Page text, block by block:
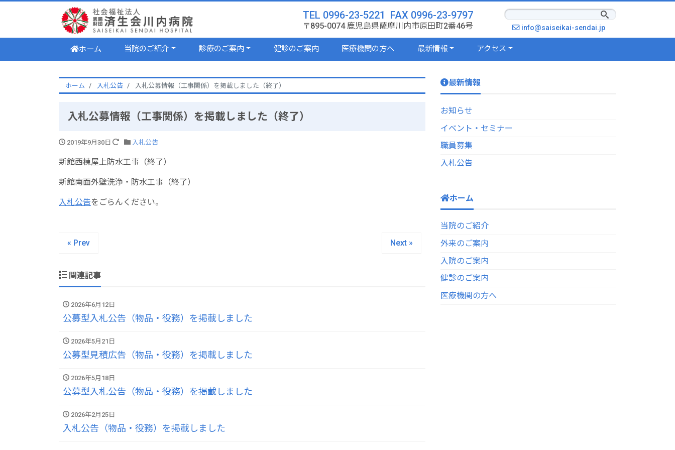
TEL 0996-23-5221 FAX 0996-23-9797
〒895-0074 鹿児島県薩摩川内市原田町2番46号 info@saiseikai-sendai.jp
ホーム 当院のご紹介 診療のご案内 健診のご案内 医療機関の方へ 最新情報 アクセス
ホーム 入札公告 入札公募情報（工事関係）を掲載しました（終了）
入札公募情報（工事関係）を掲載しました（終了）
2019年9月30日 入札公告
新館西棟屋上防水工事（終了）
新館南面外壁洗浄・防水工事（終了）
入札公告をごらんください。
« Prev Next »
関連記事
2026年6月12日
公募型入札公告（物品・役務）を掲載しました
2026年5月21日
公募型見積広告（物品・役務）を掲載しました
2026年5月18日
公募型入札公告（物品・役務）を掲載しました
2026年2月25日
入札公告（物品・役務）を掲載しました
最新情報
お知らせ
イベント・セミナー
職員募集
入札公告
ホーム
当院のご紹介
外来のご案内
入院のご案内
健診のご案内
医療機関の方へ